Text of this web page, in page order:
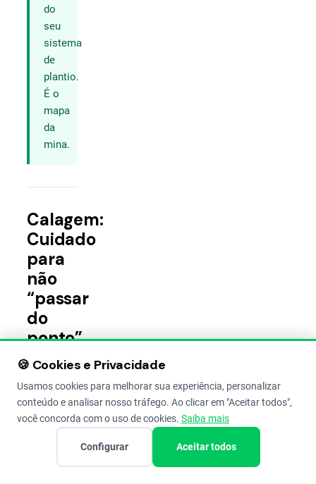
do
seu
sistema
de
plantio.
É o
mapa
da
mina.
Calagem:
Cuidado
para
não
“passar
do
ponto”
Seu Zé,
lá do
Paraná,
achou
🍪 Cookies e Privacidade
Usamos cookies para melhorar sua experiência, personalizar
conteúdo e analisar nosso tráfego. Ao clicar em "Aceitar todos",
você concorda com o uso de cookies. Saiba mais
Configurar Aceitar todos